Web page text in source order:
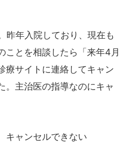
昨年入院しており、現在も
ことを相談したら「来年4月
療サイトに連絡してキャン
。主治医の指導なのにキャ
キャンセルできない